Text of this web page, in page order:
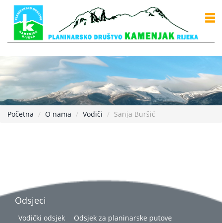
Početna O nama Vodiči Sanja Buršić
Odsjeci
Vodički odsjek
Odsjek za planinarske putove